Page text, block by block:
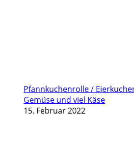
Pfannkuchenrolle /
Gemüse und viel Käse
15. Februar 2022